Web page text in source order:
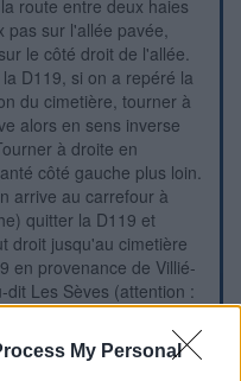
My Personal
route entre deux haies
pas sur l'allée pavée,
le côté droit de l'allée.
D119, si on a repéré la
du cimetière, tourner à
alors en sens inverse
à droite en
côté gauche plus loin.
arrive au carrefour à
quitter la D119 et
droit jusqu'au cimetière
en provenance de Villié-
Les Sèves (attention :
route) tourner à droite
flèche, avec
est implanté côté